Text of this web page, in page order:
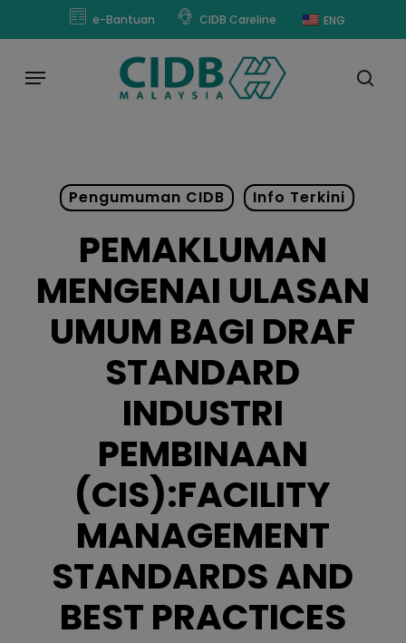
content
e-Bantuan CIDB Careline ENG
Menu
Pengumuman CIDB Info Terkini
PEMAKLUMAN
MENGENAI ULASAN
UMUM BAGI DRAF
STANDARD
INDUSTRI
PEMBINAAN
(CIS):FACILITY
MANAGEMENT
STANDARDS AND
BEST PRACTICES